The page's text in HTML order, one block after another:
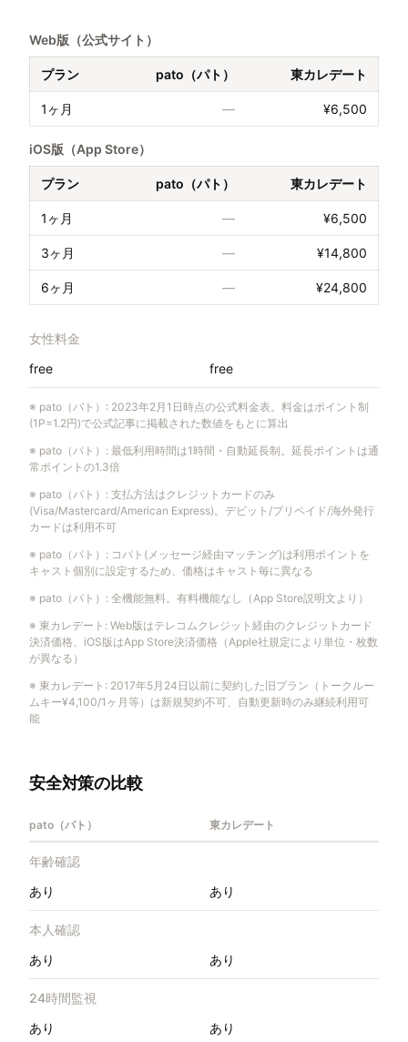
Web版（公式サイト）
プラン pato（パト） 東カレデート
1ヶ月 — ¥6,500
iOS版（App Store）
プラン pato（パト） 東カレデート
1ヶ月 — ¥6,500
3ヶ月 — ¥14,800
6ヶ月 — ¥24,800
女性料金
free
free
※ pato（パト） : 2023年2月1日時点の公式料金表。料金はポイント制
(1P=1.2円)で公式記事に掲載された数値をもとに算出
※ pato（パト） : 最低利用時間は1時間・自動延長制。延長ポイントは通
常ポイントの1.3倍
※ pato（パト） : 支払方法はクレジットカードのみ
(Visa/Mastercard/American Express)。デビット/プリペイド/海外発行
カードは利用不可
※ pato（パト） : コパト(メッセージ経由マッチング)は利用ポイントを
キャスト個別に設定するため、価格はキャスト毎に異なる
※ pato（パト） : 全機能無料。有料機能なし（App Store説明文より）
※ 東カレデート : Web版はテレコムクレジット経由のクレジットカード
決済価格、iOS版はApp Store決済価格（Apple社規定により単位・枚数
が異なる）
※ 東カレデート : 2017年5月24日以前に契約した旧プラン（トークルー
ムキー¥4,100/1ヶ月等）は新規契約不可、自動更新時のみ継続利用可
能
安全対策の比較
pato（パト） 東カレデート
年齢確認
あり
あり
本人確認
あり
あり
24時間監視
あり
あり